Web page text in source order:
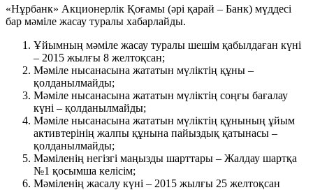
«Нұрбанк» Акционерлік Қоғамы (әрі қарай – Банк) мүддесі
бар мәміле жасау туралы хабарлайды.
Ұйымның мәміле жасау туралы шешім қабылдаған күні
– 2015 жылғы 8 желтоқсан;
Мәміле нысанасына жататын мүліктің құны –
қолданылмайды;
Мәміле нысанасына жататын мүліктің соңғы бағалау
күні – қолданылмайды;
Мәміле нысанасына жататын мүліктің құнының ұйым
активтерінің жалпы құнына пайыздық қатынасы –
қолданылмайды;
Мәміленің негізгі маңызды шарттары – Жалдау шартқа
№1 қосымша келісім;
Мәміленің жасалу күні – 2015 жылғы 25 желтоқсан